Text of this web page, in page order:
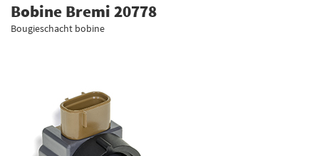
Bobine Bremi 20778
Bougieschacht bobine